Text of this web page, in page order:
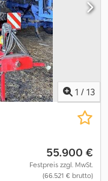
1 / 13
55.900 €
Festpreis zzgl. MwSt.
(66.521 € brutto)